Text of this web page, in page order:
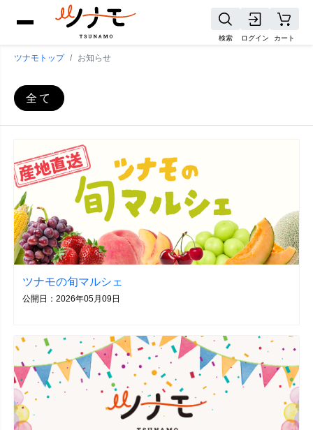
検索 ログイン カート
ツナモトップ お知らせ
全て
ツナモの旬マルシェ
公開日：2026年05月09日